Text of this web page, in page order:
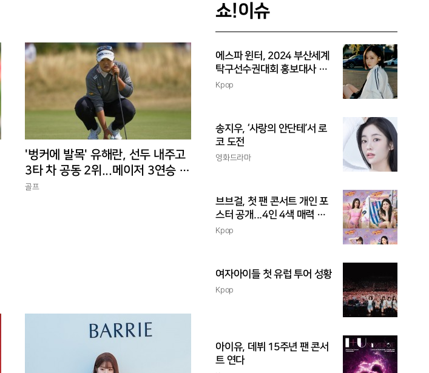
'벙커에 발목' 유해란, 선두 내주고
3타 차 공동 2위...메이저 3연승 도
전은 꺼지지 않았다
골프
쇼!이슈
에스파 윈터, 2024 부산세계
탁구선수권대회 홍보대사 위
촉
Kpop
송지우, ‘사랑의 안단테’서 로
코 도전
영화드라마
브브걸, 첫 팬 콘서트 개인 포
스터 공개...4인 4색 매력 발
산
Kpop
여자아이들 첫 유럽 투어 성황
Kpop
아이유, 데뷔 15주년 팬 콘서
트 연다